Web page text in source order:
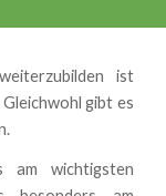
ist
gibt es
am wichtigsten